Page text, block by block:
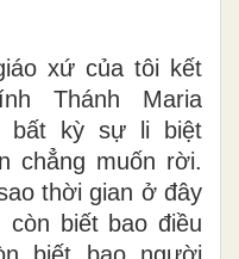
xứ của tôi kết
Thánh Maria
bất kỳ sự li biệt
chẳng muốn rời.
thời gian ở đây
biết bao điều